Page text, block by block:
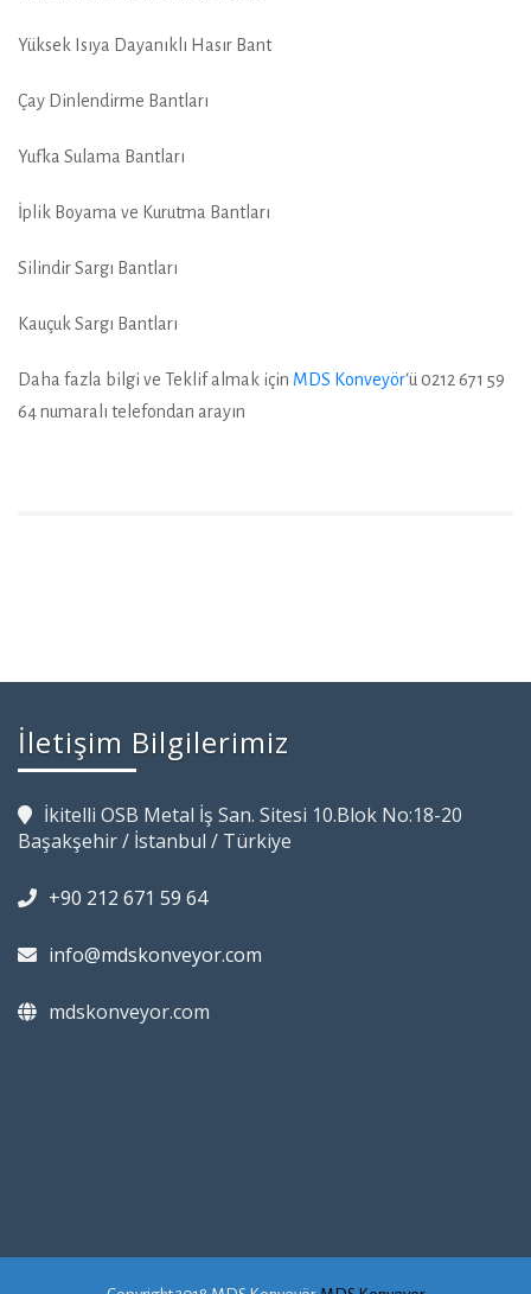
Yüksek Isıya Dayanıklı Hasır Bant
Çay Dinlendirme Bantları
Yufka Sulama Bantları
İplik Boyama ve Kurutma Bantları
Silindir Sargı Bantları
Kauçuk Sargı Bantları
Daha fazla bilgi ve Teklif almak için MDS Konveyör‘ü 0212 671 59
64 numaralı telefondan arayın
İletişim Bilgilerimiz
İkitelli OSB Metal İş San. Sitesi 10.Blok No:18-20
Başakşehir / İstanbul / Türkiye
+90 212 671 59 64
info@mdskonveyor.com
mdskonveyor.com